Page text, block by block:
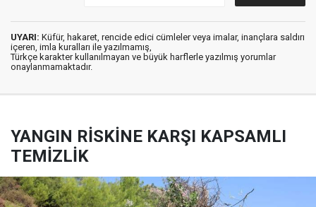
UYARI: Küfür, hakaret, rencide edici cümleler veya imalar, inançlara saldırı
içeren, imla kuralları ile yazılmamış,
Türkçe karakter kullanılmayan ve büyük harflerle yazılmış yorumlar
onaylanmamaktadır.
YANGIN RİSKİNE KARŞI KAPSAMLI
TEMİZLİK